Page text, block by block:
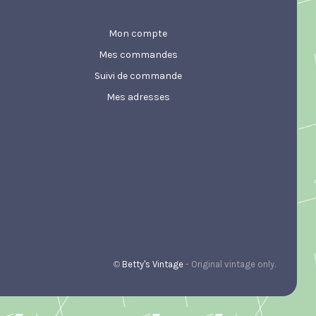
Mon compte
Mes commandes
Suivi de commande
Mes adresses
© Betty's Vintage - Original vintage only.